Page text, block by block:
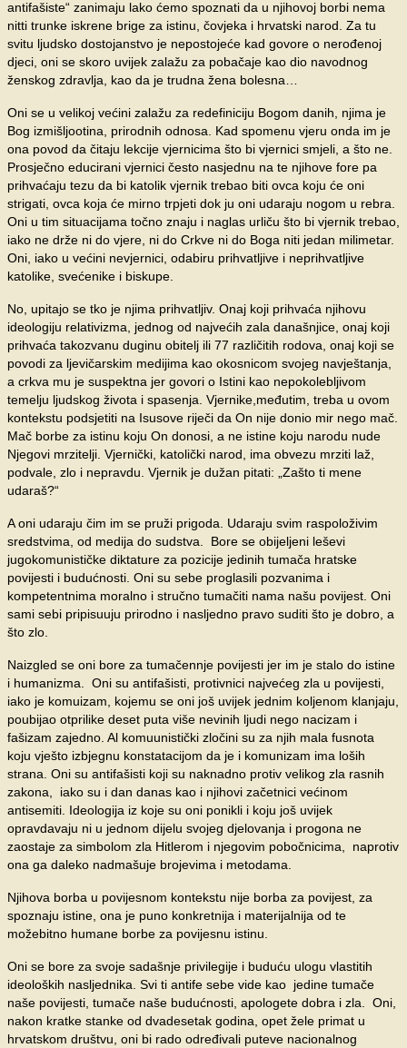
antifašiste“ zanimaju lako ćemo spoznati da u njihovoj borbi nema
nitti trunke iskrene brige za istinu, čovjeka i hrvatski narod. Za tu
svitu ljudsko dostojanstvo je nepostojeće kad govore o nerođenoj
djeci, oni se skoro uvijek zalažu za pobačaje kao dio navodnog
ženskog zdravlja, kao da je trudna žena bolesna…
Oni se u velikoj većini zalažu za redefiniciju Bogom danih, njima je
Bog izmišljootina, prirodnih odnosa. Kad spomenu vjeru onda im je
ona povod da čitaju lekcije vjernicima što bi vjernici smjeli, a što ne.
Prosječno educirani vjernici često nasjednu na te njihove fore pa
prihvaćaju tezu da bi katolik vjernik trebao biti ovca koju će oni
strigati, ovca koja će mirno trpjeti dok ju oni udaraju nogom u rebra.
Oni u tim situacijama točno znaju i naglas urliču što bi vjernik trebao,
iako ne drže ni do vjere, ni do Crkve ni do Boga niti jedan milimetar.
Oni, iako u većini nevjernici, odabiru prihvatljive i neprihvatljive
katolike, svećenike i biskupe.
No, upitajo se tko je njima prihvatljiv. Onaj koji prihvaća njihovu
ideologiju relativizma, jednog od najvećih zala današnjice, onaj koji
prihvaća takozvanu duginu obitelj ili 77 različitih rodova, onaj koji se
povodi za ljevičarskim medijima kao okosnicom svojeg navještanja,
a crkva mu je suspektna jer govori o Istini kao nepokolebljivom
temelju ljudskog života i spasenja. Vjernike,međutim, treba u ovom
kontekstu podsjetiti na Isusove riječi da On nije donio mir nego mač.
Mač borbe za istinu koju On donosi, a ne istine koju narodu nude
Njegovi mrzitelji. Vjernički, katolički narod, ima obvezu mrziti laž,
podvale, zlo i nepravdu. Vjernik je dužan pitati: „Zašto ti mene
udaraš?“
A oni udaraju čim im se pruži prigoda. Udaraju svim raspoloživim
sredstvima, od medija do sudstva. Bore se obijeljeni leševi
jugokomunističke diktature za pozicije jedinih tumača hratske
povijesti i budućnosti. Oni su sebe proglasili pozvanima i
kompetentnima moralno i stručno tumačiti nama našu povijest. Oni
sami sebi pripisuuju prirodno i nasljedno pravo suditi što je dobro, a
što zlo.
Naizgled se oni bore za tumačennje povijesti jer im je stalo do istine
i humanizma. Oni su antifašisti, protivnici najvećeg zla u povijesti,
iako je komuizam, kojemu se oni još uvijek jednim koljenom klanjaju,
poubijao otprilike deset puta više nevinih ljudi nego nacizam i
fašizam zajedno. Al komuunistički zločini su za njih mala fusnota
koju vješto izbjegnu konstatacijom da je i komunizam ima loših
strana. Oni su antifašisti koji su naknadno protiv velikog zla rasnih
zakona, iako su i dan danas kao i njihovi začetnici većinom
antisemiti. Ideologija iz koje su oni ponikli i koju još uvijek
opravdavaju ni u jednom dijelu svojeg djelovanja i progona ne
zaostaje za simbolom zla Hitlerom i njegovim pobočnicima, naprotiv
ona ga daleko nadmašuje brojevima i metodama.
Njihova borba u povijesnom kontekstu nije borba za povijest, za
spoznaju istine, ona je puno konkretnija i materijalnija od te
možebitno humane borbe za povijesnu istinu.
Oni se bore za svoje sadašnje privilegije i buduću ulogu vlastitih
ideoloških nasljednika. Svi ti antife sebe vide kao jedine tumače
naše povijesti, tumače naše budućnosti, apologete dobra i zla. Oni,
nakon kratke stanke od dvadesetak godina, opet žele primat u
hrvatskom društvu, oni bi rado određivali puteve nacionalnog